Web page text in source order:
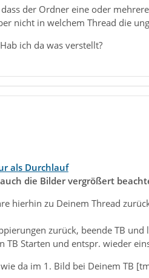
der Ordner eine oder
nicht in welchem Thread die
ich da was verstellt?
als Durchlauf
die Bilder vergrößert
hierhin zu Deinem Thread
zurück, beende TB
TB Starten und entspr. wieder
da im 1. Bild bei Deinem TB